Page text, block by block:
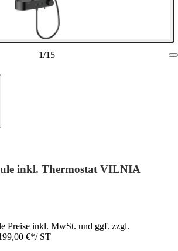
1/15
inkl. Thermostat VILNIA
Preise inkl. MwSt. und ggf. zzgl.
€*/ ST